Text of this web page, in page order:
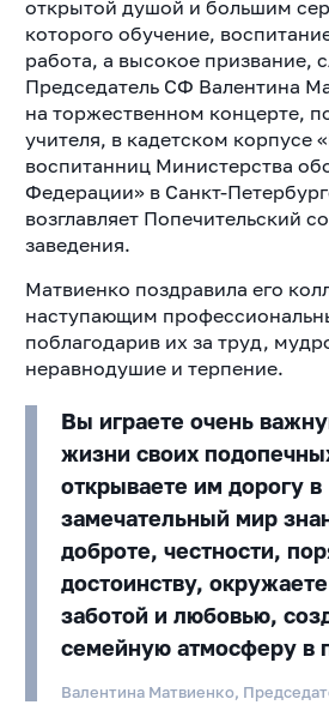
открытой душой и большим
которого обучение,
работа, а высокое призвание,
Председатель СФ Валентина
на торжественном концерте,
учителя, в кадетском корпусе
воспитанниц Министерства
Федерации» в Санкт-
возглавляет Попечительский
заведения.
Матвиенко поздравила его
наступающим
поблагодарив их за труд,
неравнодушие и терпение.
Вы играете очень
жизни своих
открываете им дорогу в
замечательный мир
доброте, честности,
достоинству,
заботой и любовью,
семейную атмосферу в
Валентина Матвиенко,